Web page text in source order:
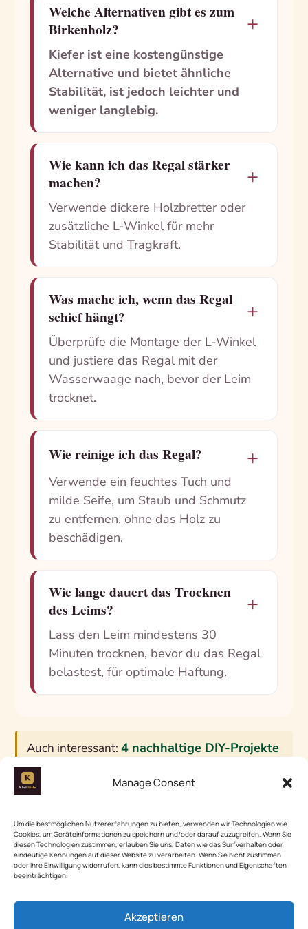
Manage Consent
Um die bestmöglichen Nutzererfahrungen zu bieten, verwenden wir Technologien wie
Cookies, um Geräteinformationen zu speichern und/oder darauf zuzugreifen. Wenn Sie
diesen Technologien zustimmen, erlauben Sie uns, Daten wie das Surfverhalten oder
eindeutige Kennungen auf dieser Website zu verarbeiten. Wenn Sie nicht zustimmen
oder Ihre Einwilligung widerrufen, kann dies bestimmte Funktionen und Eigenschaften
beeinträchtigen.
Akzeptieren
Welche Alternativen gibt es zum
Birkenholz?
＋
Kiefer ist eine kostengünstige
Alternative und bietet ähnliche
Stabilität, ist jedoch leichter und
weniger langlebig.
Wie kann ich das Regal stärker
machen?
＋
Verwende dickere Holzbretter oder
zusätzliche L-Winkel für mehr
Stabilität und Tragkraft.
Was mache ich, wenn das Regal
schief hängt?
＋
Überprüfe die Montage der L-Winkel
und justiere das Regal mit der
Wasserwaage nach, bevor der Leim
trocknet.
Wie reinige ich das Regal? ＋
Verwende ein feuchtes Tuch und
milde Seife, um Staub und Schmutz
zu entfernen, ohne das Holz zu
beschädigen.
Wie lange dauert das Trocknen
des Leims?
＋
Lass den Leim mindestens 30
Minuten trocknen, bevor du das Regal
belastest, für optimale Haftung.
Auch interessant:4 nachhaltige DIY-Projekte
für ein umweltfreundliches Zuhause
Mehr dazu: Upcycling-Glas-Ideen: 10
kreative Projekte für Zuhause leicht
umsetzen
Auch interessant:Plastikflaschen upcyceln: 6